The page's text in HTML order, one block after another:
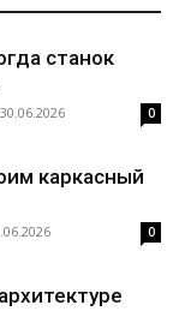
станок
30.06.2026 0
каркасный
0